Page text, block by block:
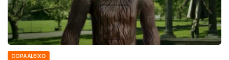
COPA ALEIXO